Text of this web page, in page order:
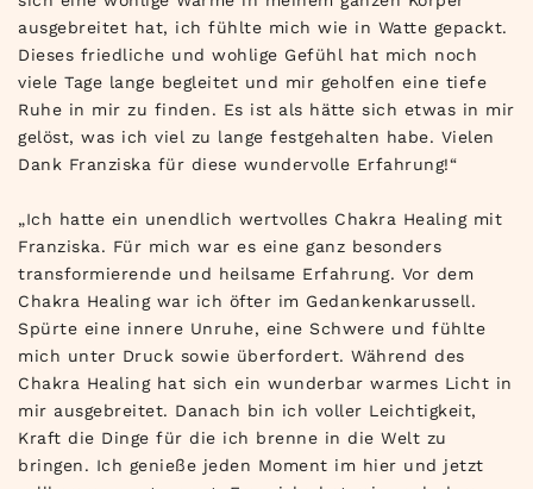
ausgebreitet hat, ich fühlte mich wie in Watte gepackt.
Dieses friedliche und wohlige Gefühl hat mich noch
viele Tage lange begleitet und mir geholfen eine tiefe
Ruhe in mir zu finden. Es ist als hätte sich etwas in mir
gelöst, was ich viel zu lange festgehalten habe. Vielen
Dank Franziska für diese wundervolle Erfahrung!“
„Ich hatte ein unendlich wertvolles Chakra Healing mit
Franziska. Für mich war es eine ganz besonders
transformierende und heilsame Erfahrung. Vor dem
Chakra Healing war ich öfter im Gedankenkarussell.
Spürte eine innere Unruhe, eine Schwere und fühlte
mich unter Druck sowie überfordert. Während des
Chakra Healing hat sich ein wunderbar warmes Licht in
mir ausgebreitet. Danach bin ich voller Leichtigkeit,
Kraft die Dinge für die ich brenne in die Welt zu
bringen. Ich genieße jeden Moment im hier und jetzt